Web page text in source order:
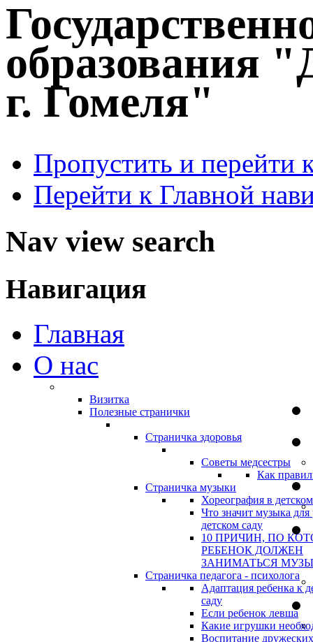
образования
г. Гомеля"
Пропустить и перейти
Перейти к Главной
Nav view search
Навигация
Главная
О нас
Визитка
Полезные странички
Страничка здоровья
Советы медсестры
Как
Страничка музыки
Хореография в
Что значит музыка для
детском саду
10 ПРИЧИН, ПО
РЕБЕНОК ДОЛЖЕН
ЗАНИМАТЬСЯ
Страничка педагога - психолога
Адаптация ребенка к
саду
Если ребенок левша
Какие игрушки
Воспитание дружеских